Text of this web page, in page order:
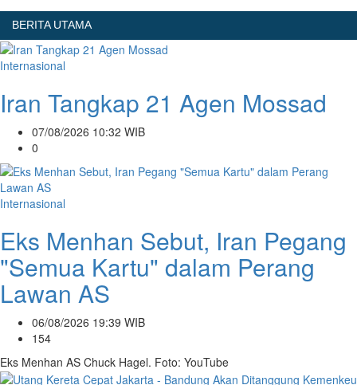
BERITA UTAMA
Internasional
Iran Tangkap 21 Agen Mossad
07/08/2026 10:32 WIB
0
Internasional
Eks Menhan Sebut, Iran Pegang
"Semua Kartu" dalam Perang
Lawan AS
06/08/2026 19:39 WIB
154
Eks Menhan AS Chuck Hagel. Foto: YouTube